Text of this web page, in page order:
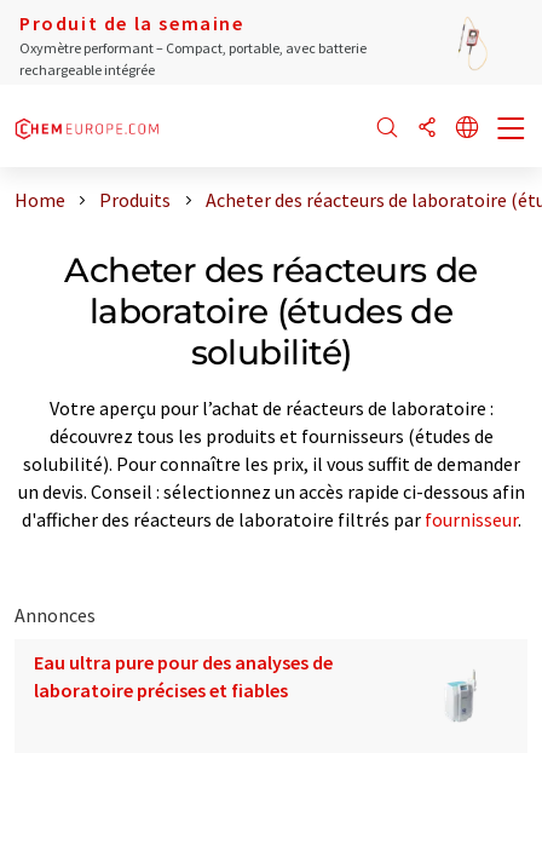
Produit de la semaine
Oxymètre performant – Compact, portable, avec batterie
rechargeable intégrée
Home Produits Acheter des réacteurs de laboratoire
Acheter des réacteurs de
laboratoire (études de
solubilité)
Votre aperçu pour l’achat de réacteurs de laboratoire :
découvrez tous les produits et fournisseurs (études de
solubilité). Pour connaître les prix, il vous suffit de demander
un devis. Conseil : sélectionnez un accès rapide ci-dessous afin
d'afficher des réacteurs de laboratoire filtrés par fournisseur.
Annonces
Eau ultra pure pour des analyses de
laboratoire précises et fiables